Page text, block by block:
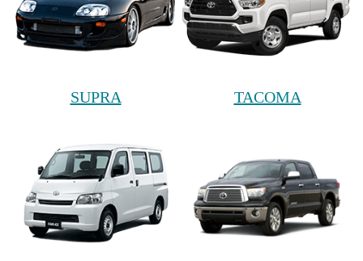
SUPRA TACOMA